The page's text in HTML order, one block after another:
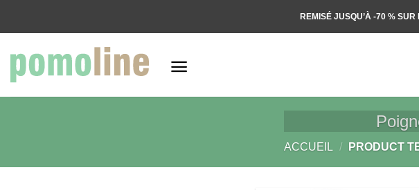
REMISÉ JUSQU’À -70 %
ACCUEIL / PRODUCT